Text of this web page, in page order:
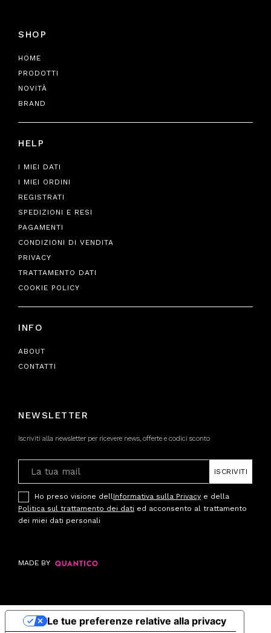
SHOP
HOME
PRODOTTI
NOVITÀ
BRAND
HELP
I MIEI DATI
I MIEI ORDINI
REGISTRATI
SPEDIZIONI E RESI
PAGAMENTI
CONDIZIONI DI VENDITA
PRIVACY
TRATTAMENTO DATI
COOKIE POLICY
INFO
ABOUT
CONTATTI
NEWSLETTER
Iscriviti alla newsletter per ricevere news, offerte e codici sconto
ISCRIVITI
Ho preso visione dellInformativa sulla Privacy e della
Politica sul trattamento dei dati ed acconsento al trattamento
dei miei dati personali
MADE BY
Le tue preferenze relative alla privacy